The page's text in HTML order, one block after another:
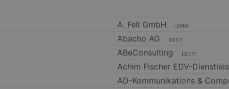
A. Fell GmbH [2010]
Abacho AG [2007]
ABeConsulting [2007]
Achim Fischer EDV-
AD-Kommunikations &